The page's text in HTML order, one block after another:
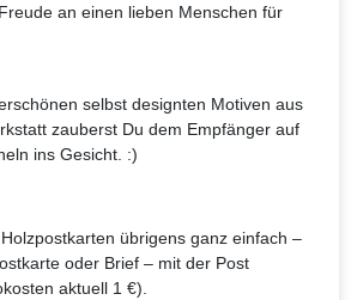
an einen lieben Menschen für
selbst designten Motiven aus
zauberst Du dem Empfänger auf
ins Gesicht. :)
übrigens ganz einfach –
oder Brief – mit der Post
aktuell 1 €).